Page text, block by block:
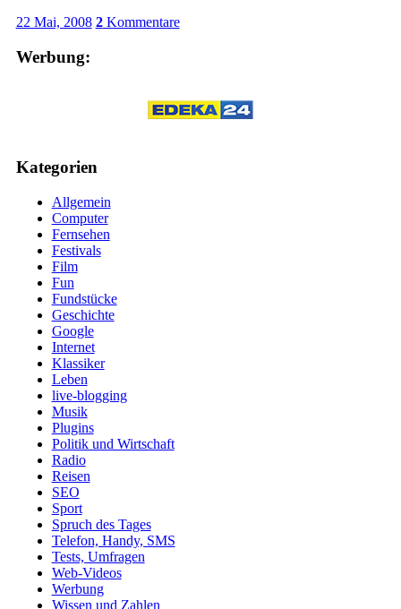
22 Mai, 2008 2Kommentare
Werbung:
Kategorien
Allgemein
Computer
Fernsehen
Festivals
Film
Fun
Fundstücke
Geschichte
Google
Internet
Klassiker
Leben
live-blogging
Musik
Plugins
Politik und Wirtschaft
Radio
Reisen
SEO
Sport
Spruch des Tages
Telefon, Handy, SMS
Tests, Umfragen
Web-Videos
Werbung
Wissen und Zahlen